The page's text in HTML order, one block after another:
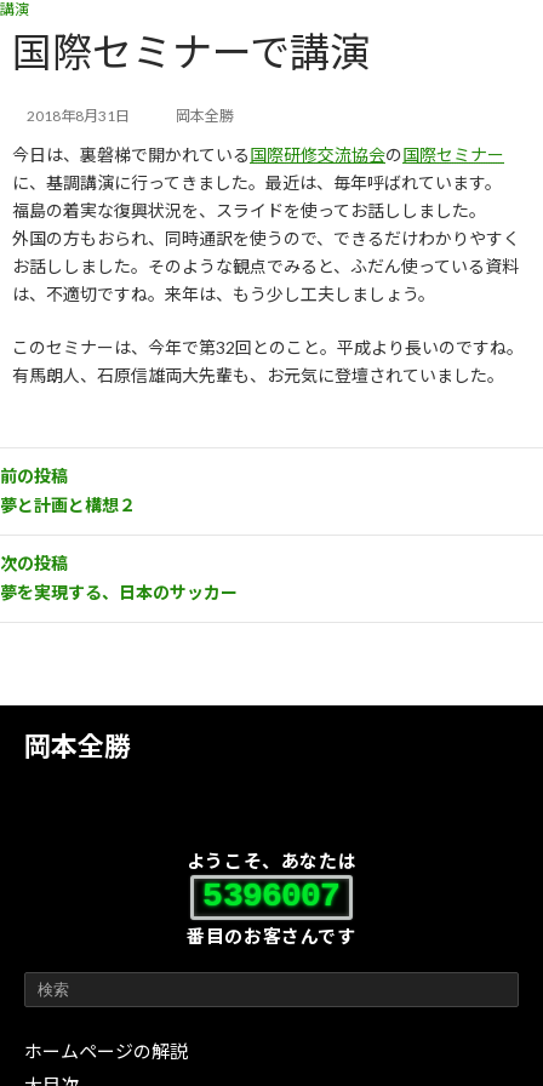
コ
ン
ス
キ
ッ
プ
ナ
ビ
ン
に
移
動
岡本全勝
ようこそ、あなたは
5396007
番目のお客さんです
ホームページの解説
講演
国際セミナーで講演
2018年8月31日 岡本全勝
今日は、裏磐梯で開かれている国際研修交流協会の国際セミナー
に、基調講演に行ってきました。最近は、毎年呼ばれています。
福島の着実な復興状況を、スライドを使ってお話ししました。
外国の方もおられ、同時通訳を使うので、できるだけわかりやすく
お話ししました。そのような観点でみると、ふだん使っている資料
は、不適切ですね。来年は、もう少し工夫しましょう。
このセミナーは、今年で第32回とのこと。平成より長いのですね。
有馬朗人、石原信雄両大先輩も、お元気に登壇されていました。
前の投稿
夢と計画と構想２
次の投稿
夢を実現する、日本のサッカー